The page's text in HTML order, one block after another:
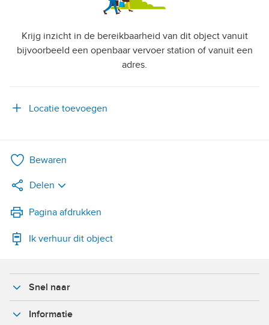
Krijg inzicht in de bereikbaarheid van dit object vanuit
bijvoorbeeld een openbaar vervoer station of vanuit een
adres.
Locatie toevoegen
Bewaren
Delen
LinkedIn
WhatsApp
Facebook
Pagina afdrukken
Ik verhuur dit object
Snel naar
Informatie